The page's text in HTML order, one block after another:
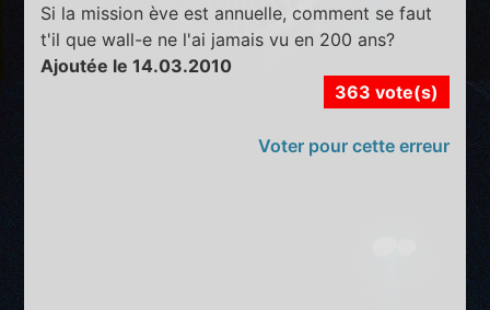
Si la mission ève est annuelle, comment se faut
t'il que wall-e ne l'ai jamais vu en 200 ans?
Ajoutée le 14.03.2010
363 vote(s)
Voter pour cette erreur